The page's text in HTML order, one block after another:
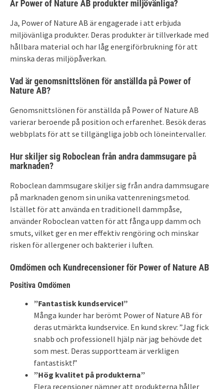
Är Power of Nature AB produkter miljövänliga?
Ja, Power of Nature AB är engagerade i att erbjuda
miljövänliga produkter. Deras produkter är tillverkade med
hållbara material och har låg energiförbrukning för att
minska deras miljöpåverkan.
Vad är genomsnittslönen för anställda på Power of
Nature AB?
Genomsnittslönen för anställda på Power of Nature AB
varierar beroende på position och erfarenhet. Besök deras
webbplats för att se tillgängliga jobb och löneintervaller.
Hur skiljer sig Roboclean från andra dammsugare på
marknaden?
Roboclean dammsugare skiljer sig från andra dammsugare
på marknaden genom sin unika vattenreningsmetod.
Istället för att använda en traditionell dammpåse,
använder Roboclean vatten för att fånga upp damm och
smuts, vilket ger en mer effektiv rengöring och minskar
risken för allergener och bakterier i luften.
Omdömen och Kundrecensioner för Power of Nature AB
Positiva Omdömen
”Fantastisk kundservice!”
Många kunder har berömt Power of Nature AB för
deras utmärkta kundservice. En kund skrev: ”Jag fick
snabb och professionell hjälp när jag behövde det
som mest. Deras supportteam är verkligen
fantastiskt!”
”Hög kvalitet på produkterna”
Flera recensioner nämner att produkterna håller